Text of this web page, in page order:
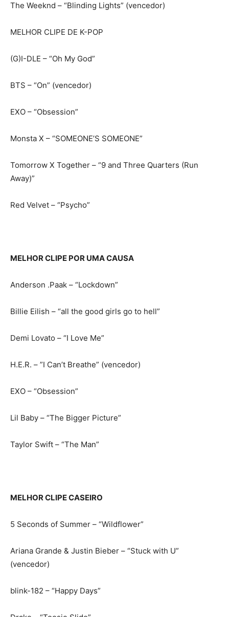
The Weeknd – “Blinding Lights” (vencedor)
MELHOR CLIPE DE K-POP
(G)I-DLE – “Oh My God”
BTS – “On” (vencedor)
EXO – “Obsession”
Monsta X – “SOMEONE’S SOMEONE”
Tomorrow X Together – “9 and Three Quarters (Run
Away)”
Red Velvet – “Psycho”
MELHOR CLIPE POR UMA CAUSA
Anderson .Paak – “Lockdown”
Billie Eilish – “all the good girls go to hell”
Demi Lovato – “I Love Me”
H.E.R. – ”I Can’t Breathe” (vencedor)
EXO – “Obsession”
Lil Baby – “The Bigger Picture”
Taylor Swift – “The Man”
MELHOR CLIPE CASEIRO
5 Seconds of Summer – “Wildflower”
Ariana Grande & Justin Bieber – “Stuck with U”
(vencedor)
blink-182 – “Happy Days”